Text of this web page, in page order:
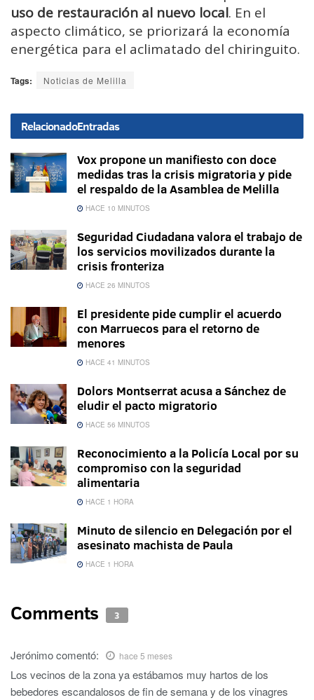
uso de restauración al nuevo local. En el
aspecto climático, se priorizará la economía
energética para el aclimatado del chiringuito.
Tags: Noticias de Melilla
RelacionadoEntradas
Vox propone un manifiesto con doce
medidas tras la crisis migratoria y pide
el respaldo de la Asamblea de Melilla
HACE 10 MINUTOS
Seguridad Ciudadana valora el trabajo de
los servicios movilizados durante la
crisis fronteriza
HACE 26 MINUTOS
El presidente pide cumplir el acuerdo
con Marruecos para el retorno de
menores
HACE 41 MINUTOS
Dolors Montserrat acusa a Sánchez de
eludir el pacto migratorio
HACE 56 MINUTOS
Reconocimiento a la Policía Local por su
compromiso con la seguridad
alimentaria
HACE 1 HORA
Minuto de silencio en Delegación por el
asesinato machista de Paula
HACE 1 HORA
Comments 3
Jerónimocomentó: hace 5 meses
Los vecinos de la zona ya estábamos muy hartos de los
bebedores escandalosos de fin de semana y de los vinagres